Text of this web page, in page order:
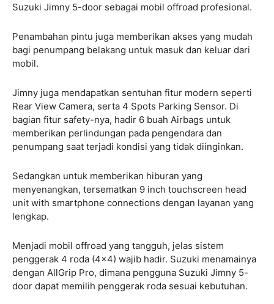
Suzuki Jimny 5-door sebagai mobil offroad profesional.
Penambahan pintu juga memberikan akses yang mudah
bagi penumpang belakang untuk masuk dan keluar dari
mobil.
Jimny juga mendapatkan sentuhan fitur modern seperti
Rear View Camera, serta 4 Spots Parking Sensor. Di
bagian fitur safety-nya, hadir 6 buah Airbags untuk
memberikan perlindungan pada pengendara dan
penumpang saat terjadi kondisi yang tidak diinginkan.
Sedangkan untuk memberikan hiburan yang
menyenangkan, tersematkan 9 inch touchscreen head
unit with smartphone connections dengan layanan yang
lengkap.
Menjadi mobil offroad yang tangguh, jelas sistem
penggerak 4 roda (4×4) wajib hadir. Suzuki menamainya
dengan AllGrip Pro, dimana pengguna Suzuki Jimny 5-
door dapat memilih penggerak roda sesuai kebutuhan.